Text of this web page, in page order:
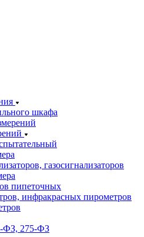
шкафа
газосигнализаторов
пипеточных
инфракрасных пирометров
ФЗ, 275-ФЗ